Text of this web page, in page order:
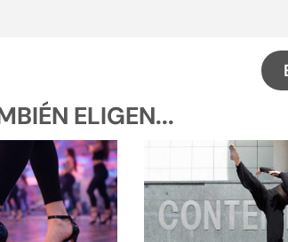
ELIGEN...